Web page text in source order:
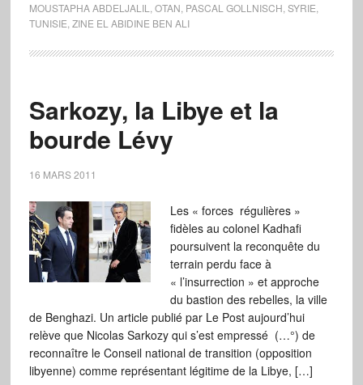
MOUSTAPHA ABDELJALIL
OTAN PASCAL GOLLNISCH SYRIE
TUNISIE ZINE EL ABIDINE BEN ALI
Sarkozy, la Libye et la
bourde Lévy
16 MARS 2011
Les « forces régulières »
fidèles au colonel Kadhafi
poursuivent la reconquête du
terrain perdu face à
« l’insurrection » et approche
du bastion des rebelles, la ville
de Benghazi. Un article publié par Le Post aujourd’hui
relève que Nicolas Sarkozy qui s’est empressé (…°) de
reconnaître le Conseil national de transition (opposition
libyenne) comme représentant légitime de la Libye, […]